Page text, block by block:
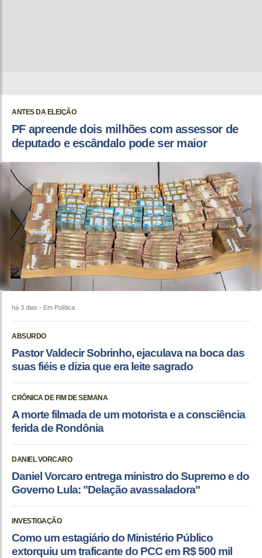
ANTES DA ELEIÇÃO
PF apreende dois milhões com assessor de
deputado e escândalo pode ser maior
há 3 dias - Em Política
ABSURDO
Pastor Valdecir Sobrinho, ejaculava na boca das
suas fiéis e dizia que era leite sagrado
CRÔNICA DE FIM DE SEMANA
A morte filmada de um motorista e a consciência
ferida de Rondônia
DANIEL VORCARO
Daniel Vorcaro entrega ministro do Supremo e do
Governo Lula: "Delação avassaladora"
INVESTIGAÇÃO
Como um estagiário do Ministério Público
extorquiu um traficante do PCC em R$ 500 mil